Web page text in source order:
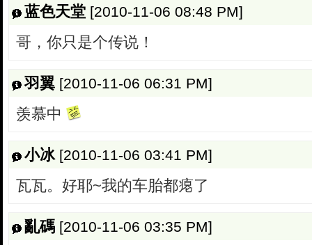
蓝色天堂 [2010-11-06 08:48 PM]
哥，你只是个传说！
羽翼 [2010-11-06 06:31 PM]
羡慕中
小冰 [2010-11-06 03:41 PM]
瓦瓦。好耶~我的车胎都瘪了
亂碼 [2010-11-06 03:35 PM]